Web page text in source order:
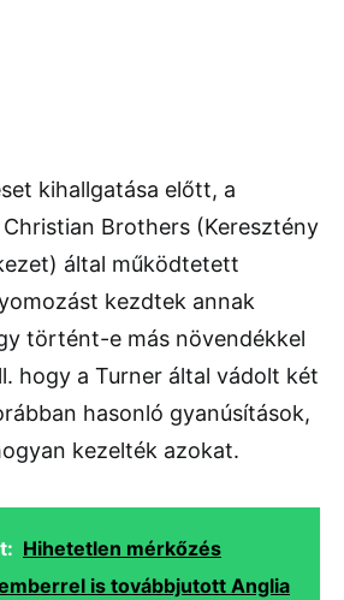
kihallgatása előtt, a
Brothers (Keresztény
által működtetett
kezdtek annak
történt-e más növendékkel
hogy a Turner által vádolt két
hasonló gyanúsítások,
kezelték azokat.
Hihetetlen mérkőzés
is továbbjutott Anglia